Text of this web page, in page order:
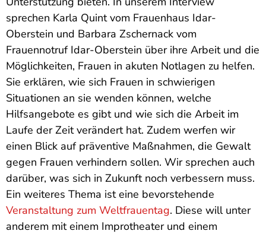
sprechen Karla Quint vom Frauenhaus Idar-
Oberstein und Barbara Zschernack vom
Frauennotruf Idar-Oberstein über ihre Arbeit und die
Möglichkeiten, Frauen in akuten Notlagen zu helfen.
Sie erklären, wie sich Frauen in schwierigen
Situationen an sie wenden können, welche
Hilfsangebote es gibt und wie sich die Arbeit im
Laufe der Zeit verändert hat. Zudem werfen wir
einen Blick auf präventive Maßnahmen, die Gewalt
gegen Frauen verhindern sollen. Wir sprechen auch
darüber, was sich in Zukunft noch verbessern muss.
Ein weiteres Thema ist eine bevorstehende
Veranstaltung zum Weltfrauentag. Diese will unter
anderem mit einem Improtheater und einem